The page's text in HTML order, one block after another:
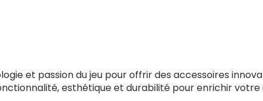
et passion du jeu pour offrir des accessoires
esthétique et durabilité pour enrichir votre